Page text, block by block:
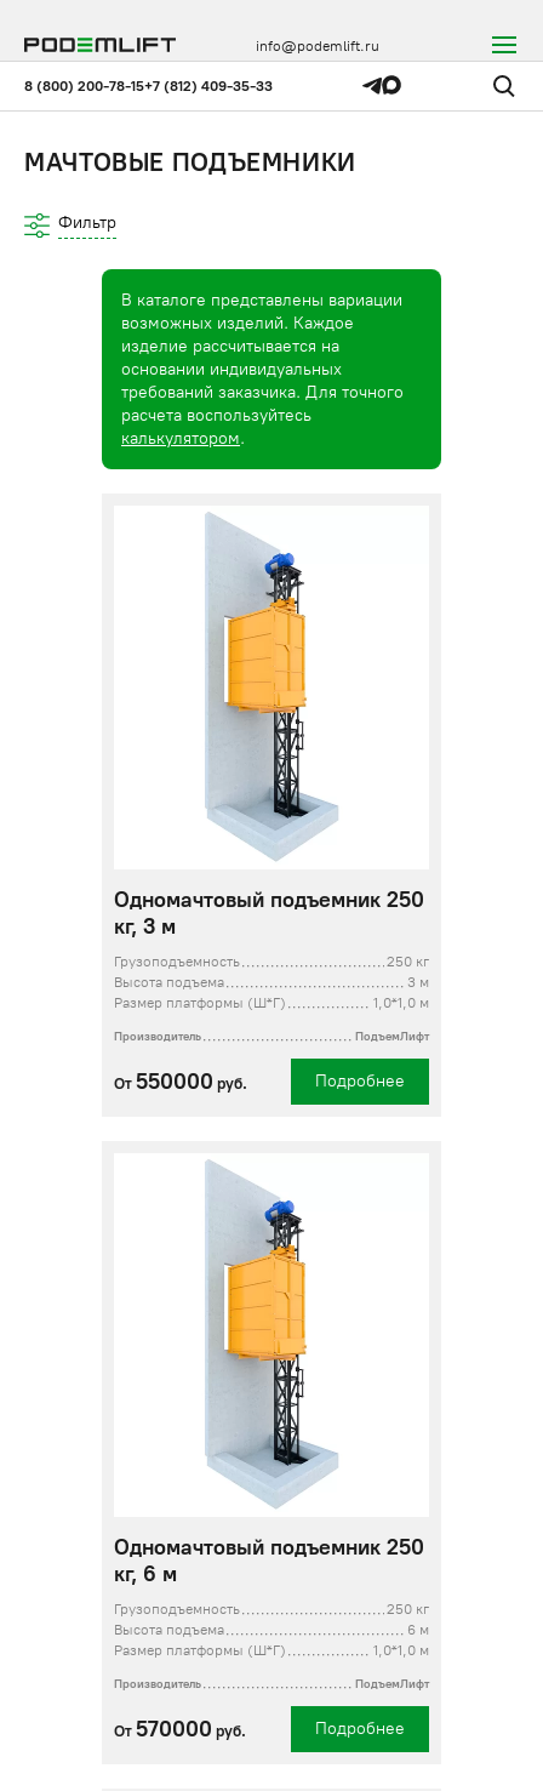
8 (800) 200-78-15+7 (812) 409-35-33
info@podemlift.ru
МАЧТОВЫЕ ПОДЪЕМНИКИ
Фильтр
В каталоге представлены вариации
возможных изделий. Каждое
изделие рассчитывается на
основании индивидуальных
требований заказчика. Для точного
расчета воспользуйтесь
калькулятором.
Одномачтовый подъемник 250
кг, 3 м
Грузоподъемность
250 кг
Высота подъема
3 м
Размер платформы (Ш*Г)
1,0*1,0 м
Производитель ПодъемЛифт
От 550000 руб. Подробнее
Одномачтовый подъемник 250
кг, 6 м
Грузоподъемность
250 кг
Высота подъема
6 м
Размер платформы (Ш*Г)
1,0*1,0 м
Производитель ПодъемЛифт
От 570000 руб. Подробнее